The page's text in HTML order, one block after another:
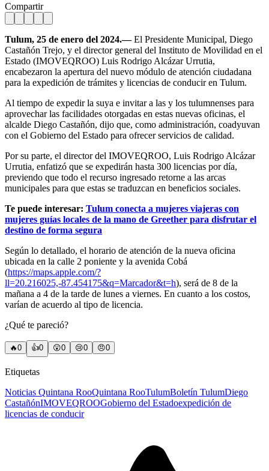
Compartir
Tulum, 25 de enero del 2024.—El Presidente Municipal, Diego
Castañón Trejo, y el director general del Instituto de Movilidad en el
Estado (IMOVEQROO) Luis Rodrigo Alcázar Urrutia,
encabezaron la apertura del nuevo módulo de atención ciudadana
para la expedición de trámites y licencias de conducir en Tulum.
Al tiempo de expedir la suya e invitar a las y los tulumnenses para
aprovechar las facilidades otorgadas en estas nuevas oficinas, el
alcalde Diego Castañón, dijo que, como administración, coadyuvan
con el Gobierno del Estado para ofrecer servicios de calidad.
Por su parte, el director del IMOVEQROO, Luis Rodrigo Alcázar
Urrutia, enfatizó que se expedirán hasta 300 licencias por día,
previendo que todo el recurso ingresado retorne a las arcas
municipales para que estas se traduzcan en beneficios sociales.
Te puede interesar: Tulum conecta a mujeres viajeras con
mujeres guías locales de la mano de Greether para disfrutar el
destino de forma segura
Según lo detallado, el horario de atención de la nueva oficina
ubicada en la calle 2 poniente y la avenida Cobá
(https://maps.apple.com/?
ll=20.216025,-87.454175&q=Marcador&t=h), será de 8 de la
mañana a 4 de la tarde de lunes a viernes. En cuanto a los costos,
varían de acuerdo al tipo de licencia.
¿Qué te pareció?
🔥0 👍0 😲0 😢0 😠0
Etiquetas
Noticias Quintana RooQuintana RooTulumBoletín TulumDiego
CastañónIMOVEQROOGobierno del Estadoexpedición de
licencias de conducir